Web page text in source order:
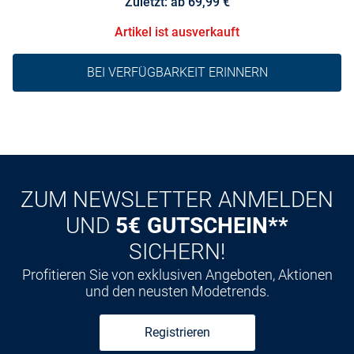
Artikel ist ausverkauft
BEI VERFÜGBARKEIT ERINNERN
ZUM NEWSLETTER ANMELDEN
UND 5€ GUTSCHEIN**
SICHERN!
Profitieren Sie von exklusiven Angeboten, Aktionen
und den neusten Modetrends.
Registrieren